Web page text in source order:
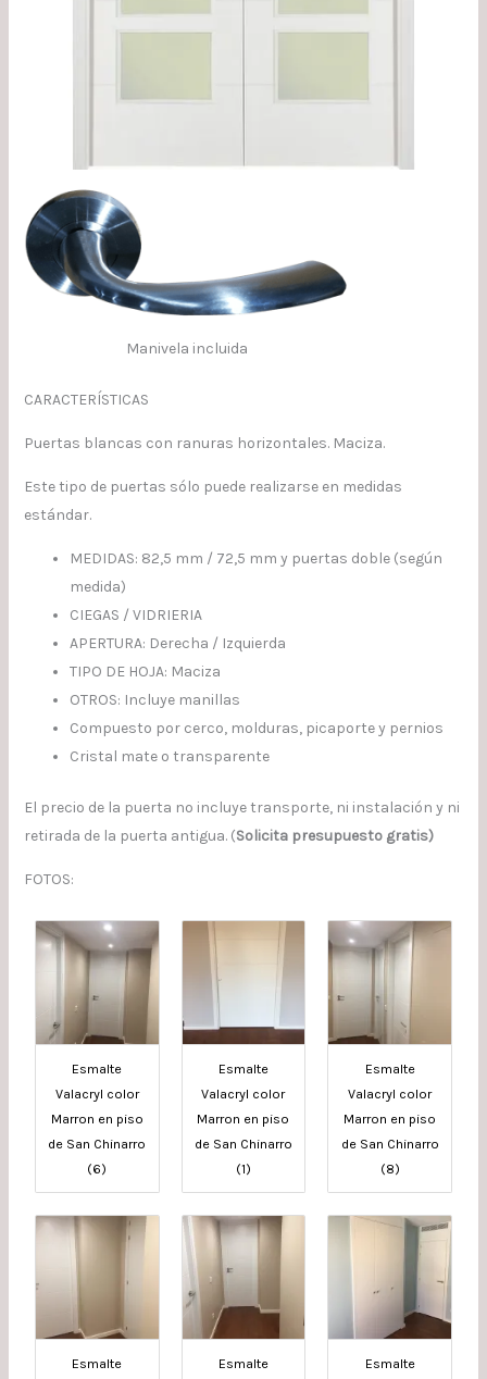
Manivela incluida
CARACTERÍSTICAS
Puertas blancas con ranuras horizontales. Maciza.
Este tipo de puertas sólo puede realizarse en medidas
estándar.
MEDIDAS: 82,5 mm / 72,5 mm y puertas doble (según
medida)
CIEGAS / VIDRIERIA
APERTURA: Derecha / Izquierda
TIPO DE HOJA: Maciza
OTROS: Incluye manillas
Compuesto por cerco, molduras, picaporte y pernios
Cristal mate o transparente
El precio de la puerta no incluye transporte, ni instalación y ni
retirada de la puerta antigua. (Solicita presupuesto gratis)
FOTOS:
Esmalte
Valacryl color
Marron en piso
de San Chinarro
(6)
Esmalte
Valacryl color
Marron en piso
de San Chinarro
(1)
Esmalte
Valacryl color
Marron en piso
de San Chinarro
(8)
Esmalte Esmalte Esmalte